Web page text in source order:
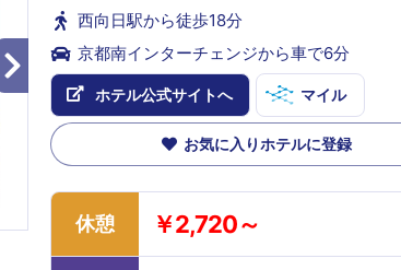
西向日駅から徒歩18分
京都南インターチェンジから車で6分
ホテル公式サイトへ マイル
お気に入りホテルに登録
休憩 ￥2,720～